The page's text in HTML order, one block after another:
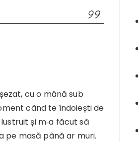
cu o mână sub
când te îndoiești de
și m‑a făcut să
pe masă până ar muri.